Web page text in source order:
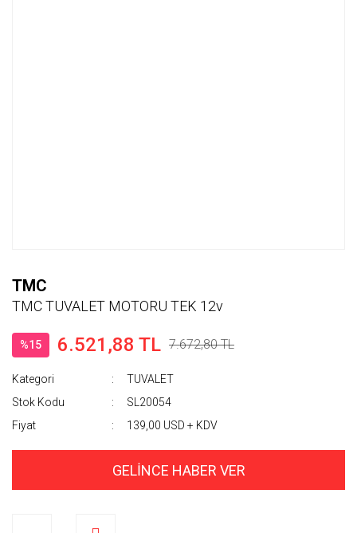
TMC
TMC TUVALET MOTORU TEK 12v
%15 6.521,88 TL 7.672,80 TL
Kategori
TUVALET
Stok Kodu
SL20054
Fiyat
139,00 USD + KDV
GELİNCE HABER VER